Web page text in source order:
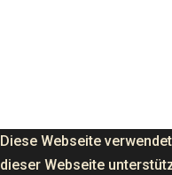
Diese Webseite
dieser Webseite